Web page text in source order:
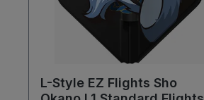
L-Style EZ Flights Sho